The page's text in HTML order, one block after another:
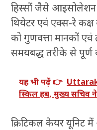
हिस्सों जैसे
थियेटर एवं एक्स-रे कक्ष
को गुणवत्ता मानकों
समयबद्ध तरीके से पूर्ण
यह भी पढ़ें 👉
स्किल हब, मुख्य सचिव ने
क्रिटिकल केयर